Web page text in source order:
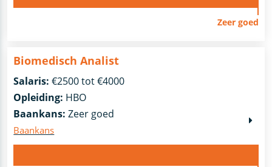
Zeer goed
Biomedisch Analist
Salaris: €2500 tot €4000
Opleiding: HBO
Baankans: Zeer goed
Baankans